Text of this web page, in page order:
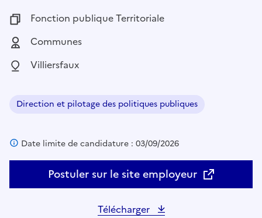
Fonction publique :
Fonction publique Territoriale
Employeur :
Communes
Localisation :
Villiersfaux
Domaine :
Direction et pilotage des politiques publiques
Postuler sur le site employeur
Date limite de candidature : 03/09/2026
Télécharger